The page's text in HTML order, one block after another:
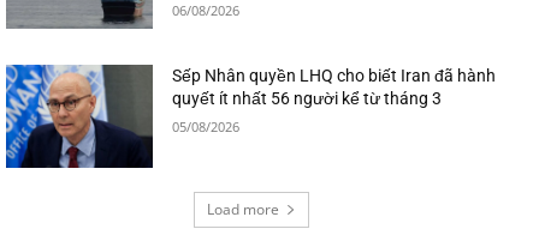
06/08/2026
Sếp Nhân quyền LHQ cho biết Iran đã hành
quyết ít nhất 56 người kể từ tháng 3
05/08/2026
Load more